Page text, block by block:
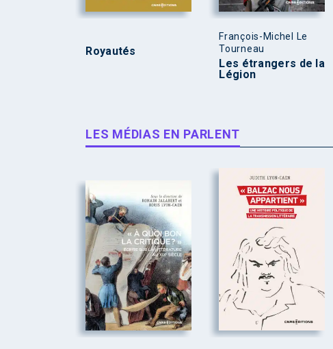
Royautés
François-Michel Le
Tourneau
Les étrangers de la
Légion
LES MÉDIAS EN PARLENT